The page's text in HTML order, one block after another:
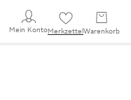
Mein KontoMerkzettel Warenkorb